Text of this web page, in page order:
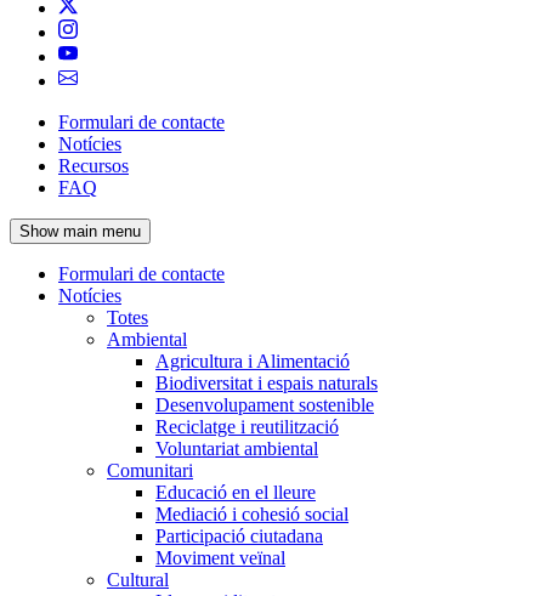
Navegació
principal
de
l'encapçalament
Formulari de contacte
Notícies
Recursos
FAQ
Show main menu
Navegació
principal
Formulari de contacte
Notícies
Totes
Ambiental
Agricultura i Alimentació
Biodiversitat i espais naturals
Desenvolupament sostenible
Reciclatge i reutilització
Voluntariat ambiental
Comunitari
Educació en el lleure
Mediació i cohesió social
Participació ciutadana
Moviment veïnal
Cultural